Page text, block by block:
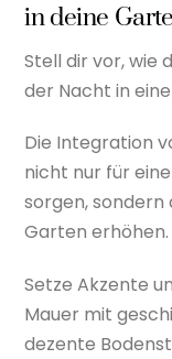
in deine
Stell dir vor, wie
der Nacht in
Die Integration
nicht nur für
sorgen, sondern
Garten erhöhen.
Setze Akzente
Mauer mit
dezente